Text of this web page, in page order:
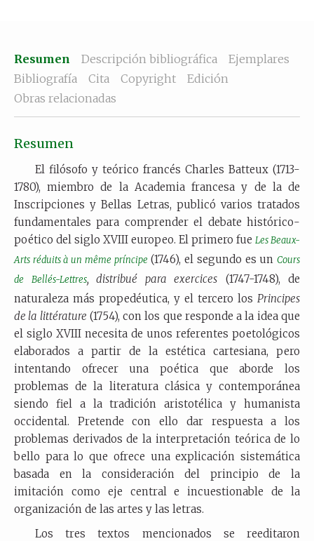
Resumen Descripción bibliográfica
Ejemplares
Bibliografía
Cita Copyright
Edición
Obras relacionadas
Resumen
El filósofo y teórico francés Charles Batteux (1713-
1780), miembro de la Academia francesa y de la de
Inscripciones y Bellas Letras, publicó varios tratados
fundamentales para comprender el debate histórico-
poético del siglo XVIII europeo. El primero fue Les Beaux-
Arts réduits à un même príncipe (1746), el segundo es unCours
de Bellés-Lettres, distribué para exercices (1747-1748), de
naturaleza más propedéutica, y el tercero los Principes
de la littérature (1754), con los que responde a la idea que
el siglo XVIII necesita de unos referentes poetológicos
elaborados a partir de la estética cartesiana, pero
intentando ofrecer una poética que aborde los
problemas de la literatura clásica y contemporánea
siendo fiel a la tradición aristotélica y humanista
occidental. Pretende con ello dar respuesta a los
problemas derivados de la interpretación teórica de lo
bello para lo que ofrece una explicación sistemática
basada en la consideración del principio de la
imitación como eje central e incuestionable de la
organización de las artes y las letras.
Los tres textos mencionados se reeditaron